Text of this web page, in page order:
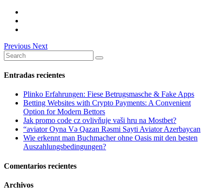
Previous Next
Search
for:
Entradas recientes
Plinko Erfahrungen: Fiese Betrugsmasche & Fake Apps
Betting Websites with Crypto Payments: A Convenient
Option for Modern Bettors
Jak promo code cz ovlivňuje vaši hru na Mostbet?
“aviator Oyna Və Qazan Rəsmi Sayti Aviator Azerbaycan
Wie erkennt man Buchmacher ohne Oasis mit den besten
Auszahlungsbedingungen?
Comentarios recientes
Archivos